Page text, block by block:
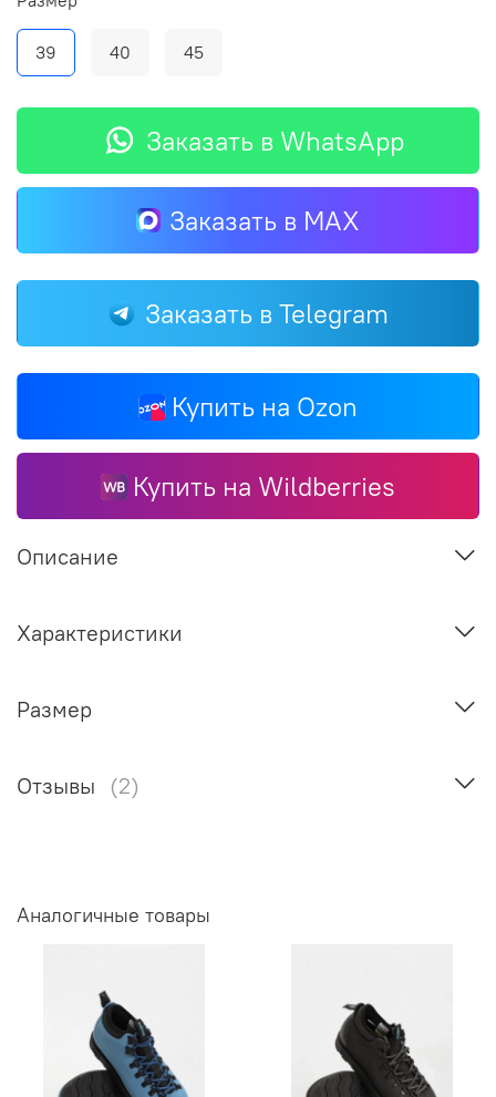
Заказать в WhatsApp
Заказать в MAX
Заказать в Telegram
Купить на Ozon
Купить на Wildberries
39 40 45
Описание
Характеристики
Размер
Отзывы (2)
Аналогичные товары